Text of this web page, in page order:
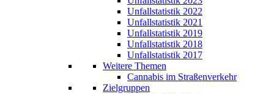
Unfallstatistik 2022
Unfallstatistik 2021
Unfallstatistik 2019
Unfallstatistik 2018
Unfallstatistik 2017
Weitere Themen
Cannabis im Straßenverkehr
Zielgruppen